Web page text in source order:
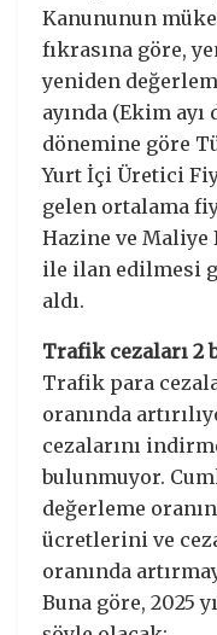
Kanununun
fıkrasına göre,
yeniden
ayında (Ekim
dönemine göre
Yurt İçi Üretici
gelen ortalama
Hazine ve Maliye
ile ilan edilmesi
aldı.
Trafik cezaları 2
Trafik para
oranında
cezalarını
bulunmuyor.
değerleme
ücretlerini ve
oranında
Buna göre, 2025